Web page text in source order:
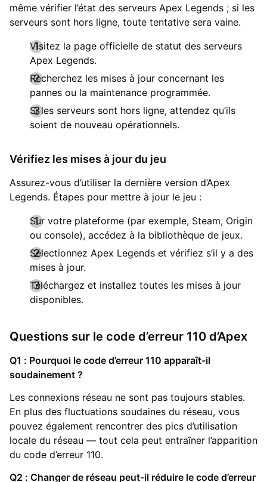
même vérifier l’état des serveurs Apex Legends ; si les
serveurs sont hors ligne, toute tentative sera vaine.
Visitez la page officielle de statut des serveurs
Apex Legends.
Recherchez les mises à jour concernant les
pannes ou la maintenance programmée.
Si les serveurs sont hors ligne, attendez qu’ils
soient de nouveau opérationnels.
Vérifiez les mises à jour du jeu
Assurez-vous d’utiliser la dernière version d’Apex
Legends. Étapes pour mettre à jour le jeu :
Sur votre plateforme (par exemple, Steam, Origin
ou console), accédez à la bibliothèque de jeux.
Sélectionnez Apex Legends et vérifiez s’il y a des
mises à jour.
Téléchargez et installez toutes les mises à jour
disponibles.
Questions sur le code d’erreur 110 d’Apex
Q1 : Pourquoi le code d’erreur 110 apparaît-il
soudainement ?
Les connexions réseau ne sont pas toujours stables.
En plus des fluctuations soudaines du réseau, vous
pouvez également rencontrer des pics d’utilisation
locale du réseau — tout cela peut entraîner l’apparition
du code d’erreur 110.
Q2 : Changer de réseau peut-il réduire le code d’erreur